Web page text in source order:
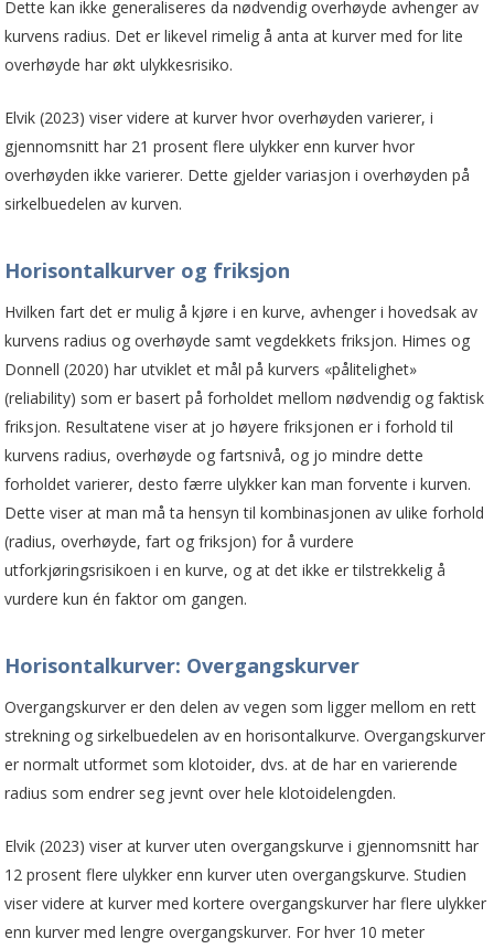
Dette kan ikke generaliseres da nødvendig overhøyde avhenger av
kurvens radius. Det er likevel rimelig å anta at kurver med for lite
overhøyde har økt ulykkesrisiko.
Elvik (2023) viser videre at kurver hvor overhøyden varierer, i
gjennomsnitt har 21 prosent flere ulykker enn kurver hvor
overhøyden ikke varierer. Dette gjelder variasjon i overhøyden på
sirkelbuedelen av kurven.
Horisontalkurver og friksjon
Hvilken fart det er mulig å kjøre i en kurve, avhenger i hovedsak av
kurvens radius og overhøyde samt vegdekkets friksjon. Himes og
Donnell (2020) har utviklet et mål på kurvers «pålitelighet»
(reliability) som er basert på forholdet mellom nødvendig og faktisk
friksjon. Resultatene viser at jo høyere friksjonen er i forhold til
kurvens radius, overhøyde og fartsnivå, og jo mindre dette
forholdet varierer, desto færre ulykker kan man forvente i kurven.
Dette viser at man må ta hensyn til kombinasjonen av ulike forhold
(radius, overhøyde, fart og friksjon) for å vurdere
utforkjøringsrisikoen i en kurve, og at det ikke er tilstrekkelig å
vurdere kun én faktor om gangen.
Horisontalkurver: Overgangskurver
Overgangskurver er den delen av vegen som ligger mellom en rett
strekning og sirkelbuedelen av en horisontalkurve. Overgangskurver
er normalt utformet som klotoider, dvs. at de har en varierende
radius som endrer seg jevnt over hele klotoidelengden.
Elvik (2023) viser at kurver uten overgangskurve i gjennomsnitt har
12 prosent flere ulykker enn kurver uten overgangskurve. Studien
viser videre at kurver med kortere overgangskurver har flere ulykker
enn kurver med lengre overgangskurver. For hver 10 meter